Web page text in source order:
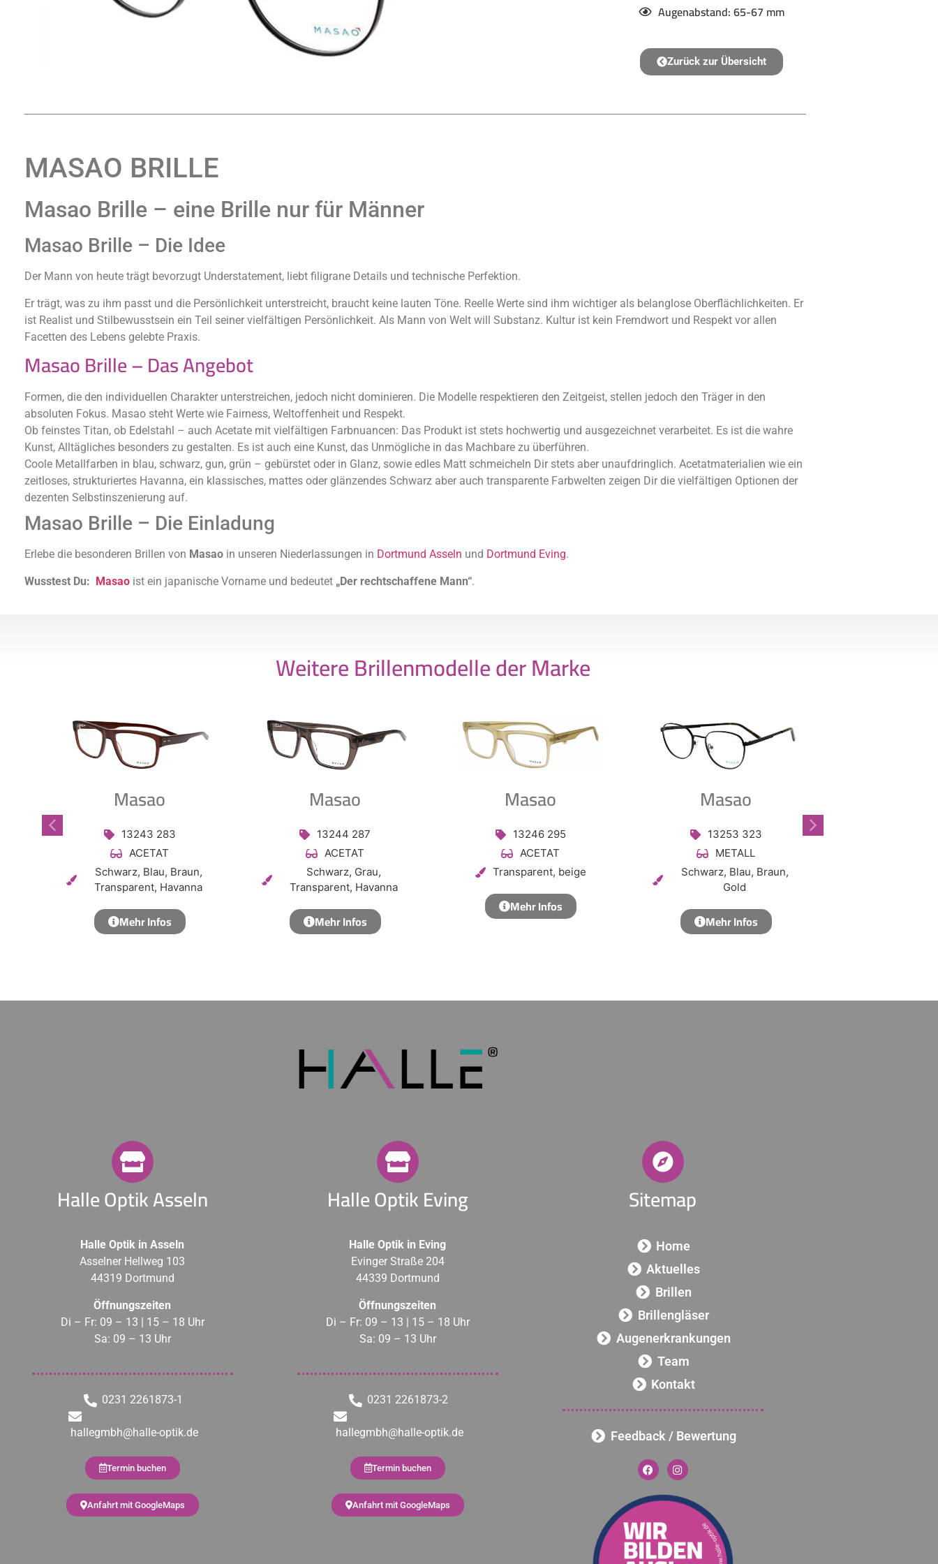
Augenabstand: 65-67 mm
Zurück zur Übersicht
MASAO BRILLE
Masao Brille – eine Brille nur für Männer
Masao Brille – Die Idee
Der Mann von heute trägt bevorzugt Understatement, liebt filigrane Details und technische Perfektion.
Er trägt, was zu ihm passt und die Persönlichkeit unterstreicht, braucht keine lauten Töne. Reelle Werte sind ihm wichtiger als belanglose Oberflächlichkeiten. Er
ist Realist und Stilbewusstsein ein Teil seiner vielfältigen Persönlichkeit. Als Mann von Welt will Substanz. Kultur ist kein Fremdwort und Respekt vor allen
Facetten des Lebens gelebte Praxis.
Masao Brille – Das Angebot
Formen, die den individuellen Charakter unterstreichen, jedoch nicht dominieren. Die Modelle respektieren den Zeitgeist, stellen jedoch den Träger in den
absoluten Fokus. Masao steht Werte wie Fairness, Weltoffenheit und Respekt.
Ob feinstes Titan, ob Edelstahl – auch Acetate mit vielfältigen Farbnuancen: Das Produkt ist stets hochwertig und ausgezeichnet verarbeitet. Es ist die wahre
Kunst, Alltägliches besonders zu gestalten. Es ist auch eine Kunst, das Unmögliche in das Machbare zu überführen.
Coole Metallfarben in blau, schwarz, gun, grün – gebürstet oder in Glanz, sowie edles Matt schmeicheln Dir stets aber unaufdringlich. Acetatmaterialien wie ein
zeitloses, strukturiertes Havanna, ein klassisches, mattes oder glänzendes Schwarz aber auch transparente Farbwelten zeigen Dir die vielfältigen Optionen der
dezenten Selbstinszenierung auf.
Masao Brille – Die Einladung
Erlebe die besonderen Brillen von Masao in unseren Niederlassungen in Dortmund Asseln und Dortmund Eving.
Wusstest Du: Masao ist ein japanische Vorname und bedeutet „Der rechtschaffene Mann“.
Weitere Brillenmodelle der Marke
Masao
13243 283
ACETAT
Schwarz, Blau, Braun,
Transparent, Havanna
Mehr Infos
Masao
13244 287
ACETAT
Schwarz, Grau,
Transparent, Havanna
Mehr Infos
Masao
13246 295
ACETAT
Transparent, beige
Mehr Infos
Masao
13253 323
METALL
Schwarz, Blau, Braun,
Gold
Mehr Infos
Halle Optik Asseln
Halle Optik in Asseln
Asselner Hellweg 103
44319 Dortmund
Öffnungszeiten
Di – Fr: 09 – 13 | 15 – 18 Uhr
Sa: 09 – 13 Uhr
0231 2261873-1
hallegmbh@halle-optik.de
Termin buchen
Anfahrt mit GoogleMaps
Halle Optik Eving
Halle Optik in Eving
Evinger Straße 204
44339 Dortmund
Öffnungszeiten
Di – Fr: 09 – 13 | 15 – 18 Uhr
Sa: 09 – 13 Uhr
0231 2261873-2
hallegmbh@halle-optik.de
Termin buchen
Anfahrt mit GoogleMaps
Sitemap
Home
Aktuelles
Brillen
Brillengläser
Augenerkrankungen
Team
Kontakt
Feedback / Bewertung